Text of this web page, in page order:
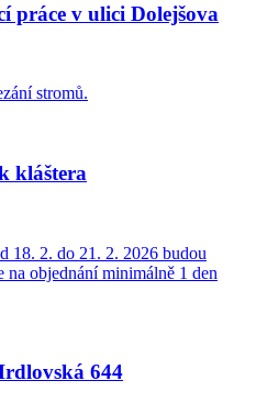
práce v ulici Dolejšova
stromů.
kláštera
18. 2. do 21. 2. 2026 budou
objednání minimálně 1 den
644